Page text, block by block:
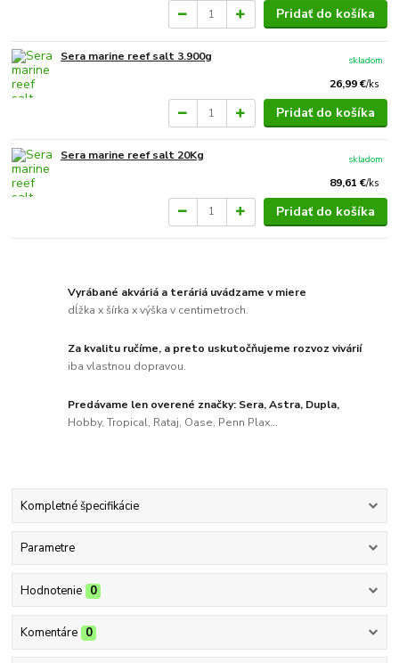
Pridať do košíka
Sera marine reef salt 3.900g
26,99 €/ks
skladom
Pridať do košíka
Sera marine reef salt 20Kg
89,61 €/ks
skladom
Pridať do košíka
Vyrábané akváriá a teráriá uvádzame v miere
dĺžka x šírka x výška v centimetroch.
Za kvalitu ručíme, a preto uskutočňujeme rozvoz vivárií
iba vlastnou dopravou.
Predávame len overené značky: Sera, Astra, Dupla,
Hobby, Tropical, Rataj, Oase, Penn Plax...
Kompletné špecifikácie
Parametre
Hodnotenie 0
Komentáre 0